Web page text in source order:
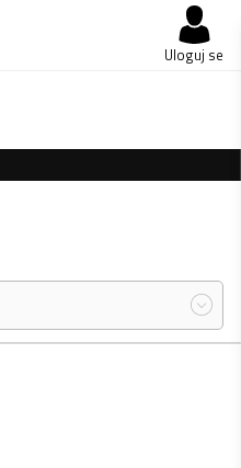
Uloguj se